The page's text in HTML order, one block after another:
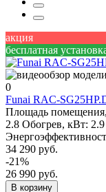
акция
бесплатная
0
Funai RAC-
Площадь
2.8 Обогрев, кВт: 2.9
34 290 руб.
-21%
26 990 руб.
В корзину